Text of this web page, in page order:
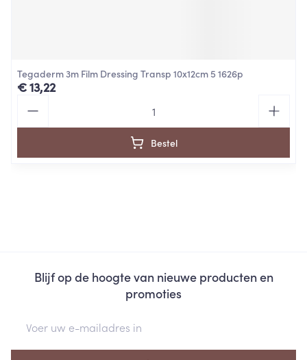
Tegaderm 3m Film Dressing Transp 10x12cm 5 1626p
€ 13,22
Bestel
Blijf op de hoogte van nieuwe producten en
promoties